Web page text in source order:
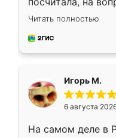
Замерщик
делу со всей
за день, ребята
Читать полностью
Игорь М.
6 августа
На самом деле в